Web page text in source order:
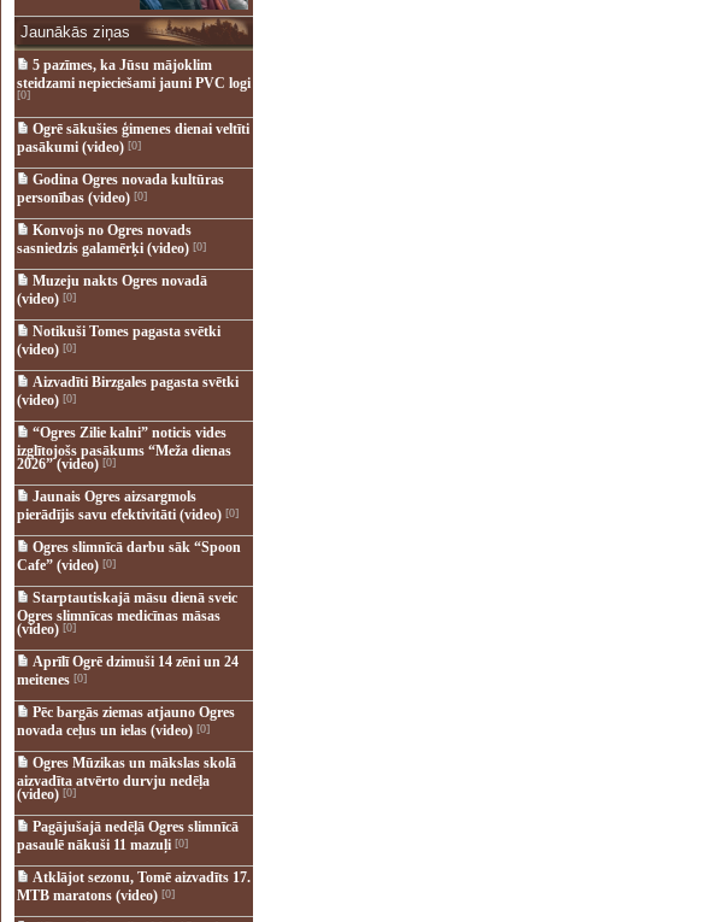
Jaunākās ziņas
5 pazīmes, ka Jūsu mājoklim
steidzami nepieciešami jauni PVC logi
[0]
Ogrē sākušies ģimenes dienai veltīti
pasākumi (video)[0]
Godina Ogres novada kultūras
personības (video)[0]
Konvojs no Ogres novads
sasniedzis galamērķi (video)[0]
Muzeju nakts Ogres novadā
(video)[0]
Notikuši Tomes pagasta svētki
(video)[0]
Aizvadīti Birzgales pagasta svētki
(video)[0]
“Ogres Zilie kalni” noticis vides
izglītojošs pasākums “Meža dienas
2026” (video)[0]
Jaunais Ogres aizsargmols
pierādījis savu efektivitāti (video)[0]
Ogres slimnīcā darbu sāk “Spoon
Cafe” (video)[0]
Starptautiskajā māsu dienā sveic
Ogres slimnīcas medicīnas māsas
(video)[0]
Aprīlī Ogrē dzimuši 14 zēni un 24
meitenes [0]
Pēc bargās ziemas atjauno Ogres
novada ceļus un ielas (video)[0]
Ogres Mūzikas un mākslas skolā
aizvadīta atvērto durvju nedēļa
(video)[0]
Pagājušajā nedēļā Ogres slimnīcā
pasaulē nākuši 11 mazuļi[0]
Atklājot sezonu, Tomē aizvadīts 17.
MTB maratons (video)[0]